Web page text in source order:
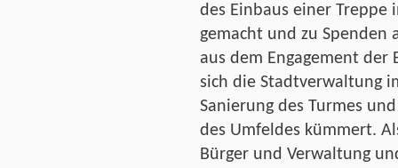
des Einbaus einer Treppe
gemacht und zu Spenden
aus dem Engagement
sich die Stadtverwaltung
Sanierung des Turmes
des Umfeldes kümmert.
Bürger und Verwaltung